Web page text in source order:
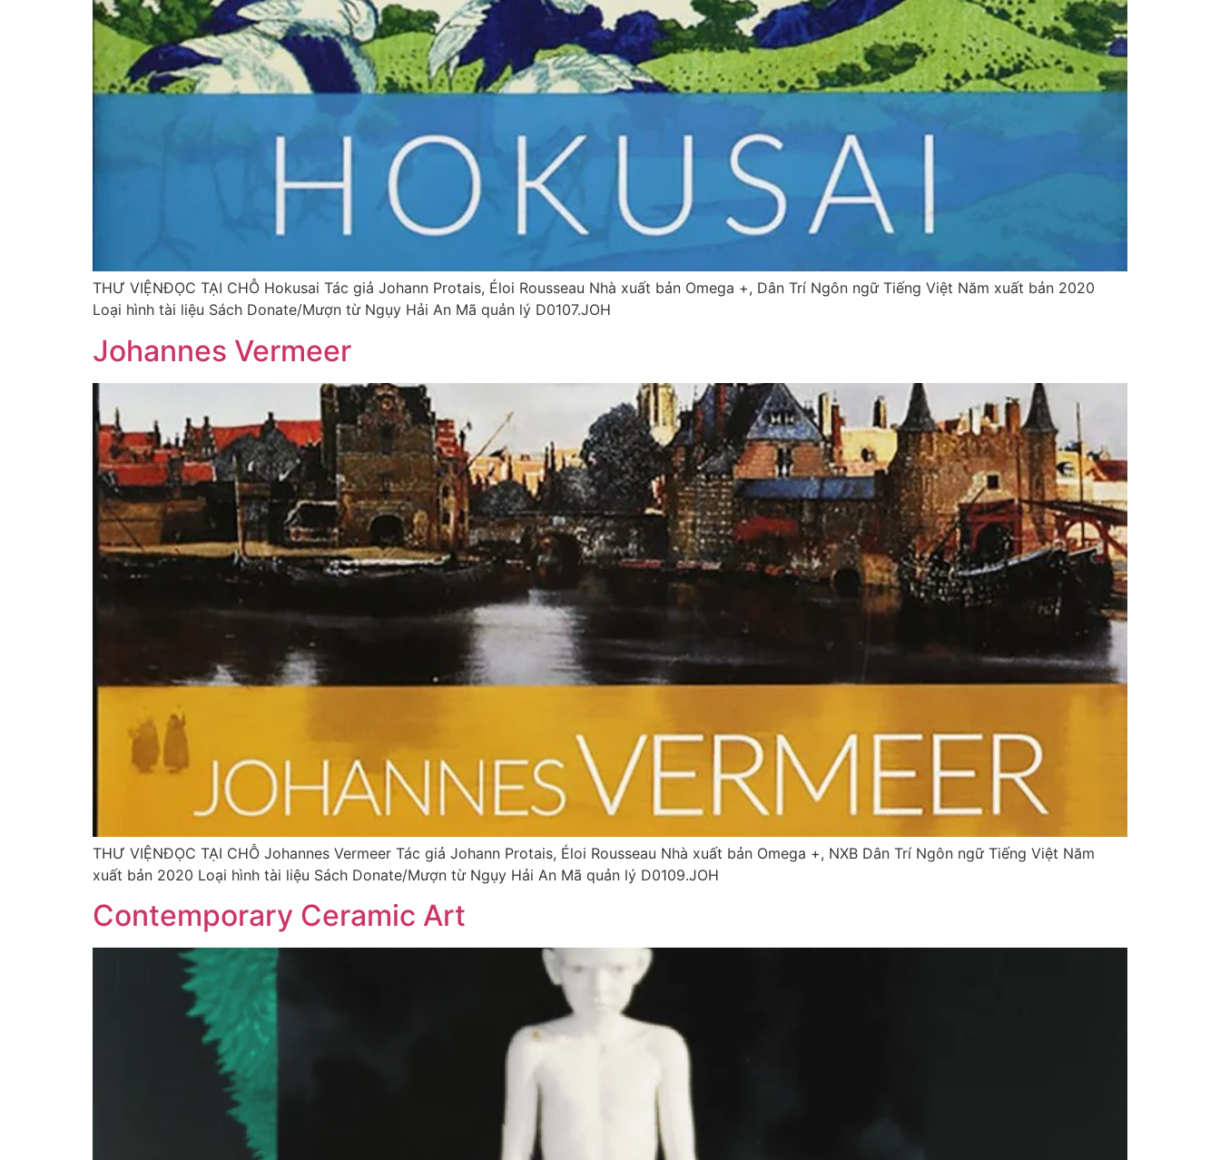
THƯ VIỆNĐỌC TẠI CHỖ Hokusai Tác giả Johann Protais, Éloi Rousseau Nhà xuất bản Omega +, Dân Trí Ngôn ngữ Tiếng Việt Năm xuất bản 2020
Loại hình tài liệu Sách Donate/Mượn từ Ngụy Hải An Mã quản lý D0107.JOH
Johannes Vermeer
THƯ VIỆNĐỌC TẠI CHỖ Johannes Vermeer Tác giả Johann Protais, Éloi Rousseau Nhà xuất bản Omega +, NXB Dân Trí Ngôn ngữ Tiếng Việt Năm
xuất bản 2020 Loại hình tài liệu Sách Donate/Mượn từ Ngụy Hải An Mã quản lý D0109.JOH
Contemporary Ceramic Art